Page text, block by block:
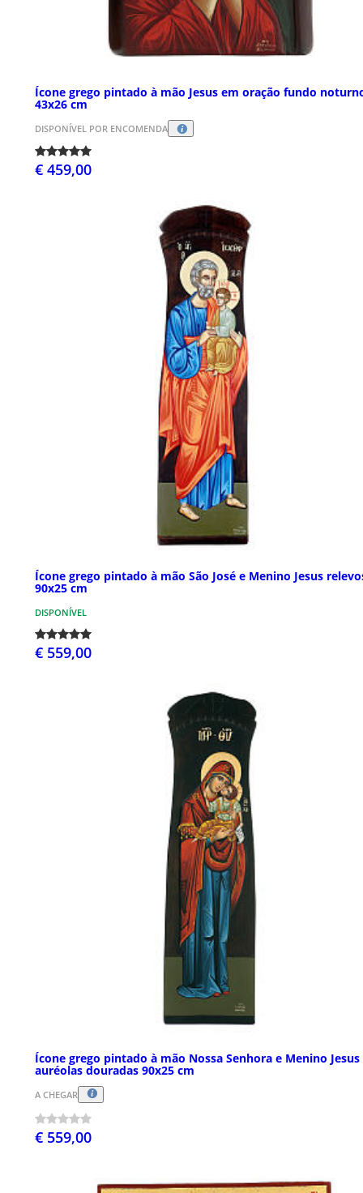
Ícone grego pintado à mão Jesus em oração fundo
43x26 cm
DISPONÍVEL POR ENCOMENDA
€ 459,00
Ícone grego pintado à mão São José e Menino Jesus
90x25 cm
DISPONÍVEL
€ 559,00
Ícone grego pintado à mão Nossa Senhora e Menino Jesus
auréolas douradas 90x25 cm
A CHEGAR
€ 559,00